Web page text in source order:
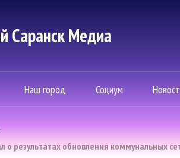
Саранск Mедиа
Наш город Социум
о результатах обновления коммунальных